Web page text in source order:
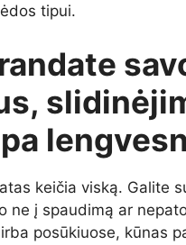
tipui.
keičia viską. Galite
ne į spaudimą ar
posūkiuose, kūnas